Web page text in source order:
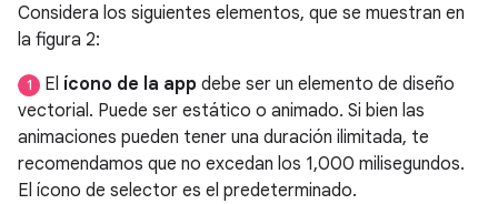
Considera los siguientes elementos, que se muestran en
la figura 2:
1 El ícono de la app debe ser un elemento de diseño
vectorial. Puede ser estático o animado. Si bien las
animaciones pueden tener una duración ilimitada, te
recomendamos que no excedan los 1,000 milisegundos.
El ícono de selector es el predeterminado.